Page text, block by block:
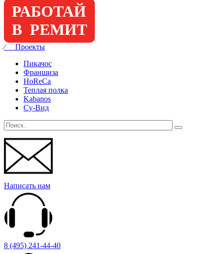
РАБОТАЙ
В РЕМИТ
⁄ Проекты
Пикачос
Франшиза
HoReCa
Теплая полка
Kabanos
Су-Вид
Написать нам
8 (495) 241-44-40